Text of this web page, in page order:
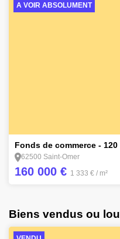
A VOIR ABSOLUMENT
Fonds de commerce - 120
62500 Saint-Omer
160 000 € 1 333 € / m²
Biens vendus ou